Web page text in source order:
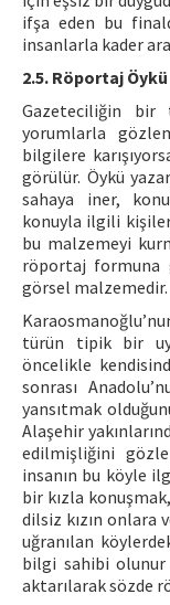
ifşa eden bu
insanlarla kader
2.5. Röportaj Öykü
Gazeteciliğin bir
yorumlarla
bilgilere
görülür. Öykü
sahaya iner,
konuyla ilgili
bu malzemeyi
röportaj formuna
görsel malzemedir.
türün tipik bir
öncelikle
sonrası
yansıtmak
Alaşehir
edilmişliğini
insanın bu köyle
bir kızla
dilsiz kızın onlara
uğranılan
bilgi sahibi olunur
aktarılarak sözde